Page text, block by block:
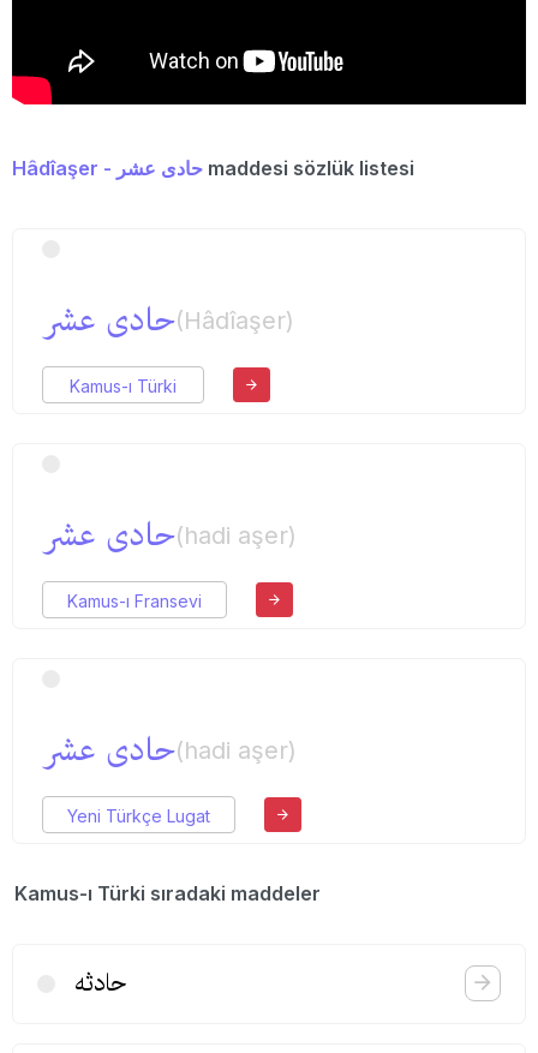
Hâdîaşer - حادی عشر maddesi sözlük listesi
حادی عشر(Hâdîaşer)
Kamus-ı Türki
حادی عشر(hadi aşer)
Kamus-ı Fransevi
حادی عشر(hadi aşer)
Yeni Türkçe Lugat
Kamus-ı Türki sıradaki maddeler
حادثه